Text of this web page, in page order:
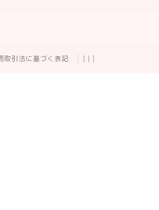
| | |
取引法に基づく表記